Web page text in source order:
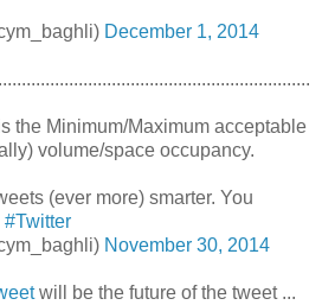
December 1, 2014
the Minimum/Maximum acceptable
volume/space occupancy.
(ever more) smarter. You
#Twitter
November 30, 2014
will be the future of the tweet ...